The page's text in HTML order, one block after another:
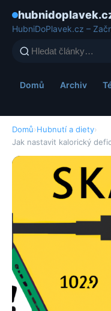
HubniDoPlavek.cz –
Domů Archiv
Domů›Hubnutí a diety›
Jak nastavit kalorický